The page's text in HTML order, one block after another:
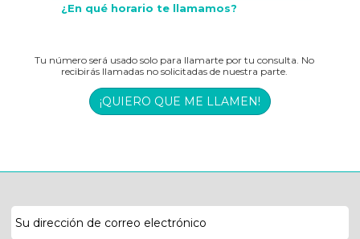
¿En qué horario te llamamos?
Tu número será usado solo para llamarte por tu consulta. No
recibirás llamadas no solicitadas de nuestra parte.
¡QUIERO QUE ME LLAMEN!
de